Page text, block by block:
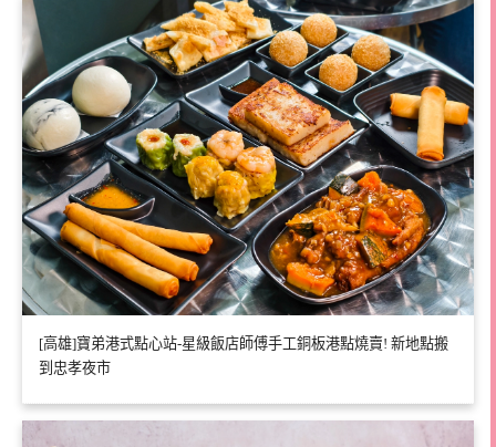
[高雄]寶弟港式點心站-星級飯店師傅手工銅板港點燒賣! 新地點搬
到忠孝夜市